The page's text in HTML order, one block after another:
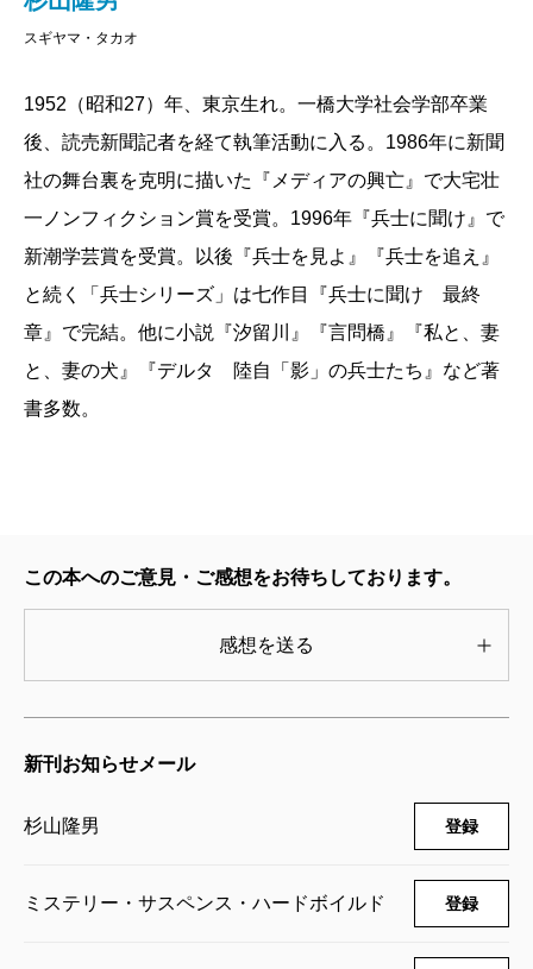
中国軍が叛乱軍を釣魚島で殲滅すれば、それは尖閣
認定されるというのだ。中国政府と軍はあらかじめこ
の企てを知っていながら放置し、軍将校を叛乱部隊中
に潜入させてもいた。
叛乱軍は巡視船のクルーの一部を殺害、残りを拘束
した。さらに救援の海保ヘリをスティンガーで撃墜、
七名を殉職させた。さらに巡視船に残ったゲリラは、
自らの退去のとき、拘束した海上保安官ともども船を
爆破するつもりだ。
民間機と自衛隊機が滑走路を共用する那覇空港で
条約の適用範囲に尖閣諸島を含めるかどうか、その判
の防衛ラインは日本までで朝鮮は入らない」とかつて
アメリカ政府高官が発言し、それが金日成の南進意欲
をかきたてた結果、朝鮮戦争が起こったのとおなじ
だ。
た。外敵の攻撃に即応するたてまえの第一空挺団、水
タ」は、イラクなどで米軍とともにひそかに実戦を経
スギヤマ・タカオ
1952（昭和27）年、東京生れ。一橋大学社会学部卒業
後、読売新聞記者を経て執筆活動に入る。1986年に新聞
社の舞台裏を克明に描いた『メディアの興亡』で大宅壮
一ノンフィクション賞を受賞。1996年『兵士に聞け』で
新潮学芸賞を受賞。以後『兵士を見よ』『兵士を追え』
と続く「兵士シリーズ」は七作目『兵士に聞け 最終
章』で完結。他に小説『汐留川』『言問橋』『私と、妻
と、妻の犬』『デルタ 陸自「影」の兵士たち』など著
書多数。
この本へのご意見・ご感想をお待ちしております。
感想を送る
新刊お知らせメール
杉山隆男 登録
ミステリー・サスペンス・ハードボイルド 登録